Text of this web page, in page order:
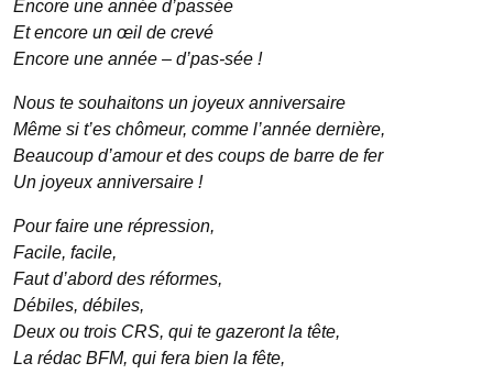
Encore une année d’passée
Et encore un œil de crevé
Encore une année – d’pas-sée !
Nous te souhaitons un joyeux anniversaire
Même si t’es chômeur, comme l’année dernière,
Beaucoup d’amour et des coups de barre de fer
Un joyeux anniversaire !
Pour faire une répression,
Facile, facile,
Faut d’abord des réformes,
Débiles, débiles,
Deux ou trois CRS, qui te gazeront la tête,
La rédac BFM, qui fera bien la fête,